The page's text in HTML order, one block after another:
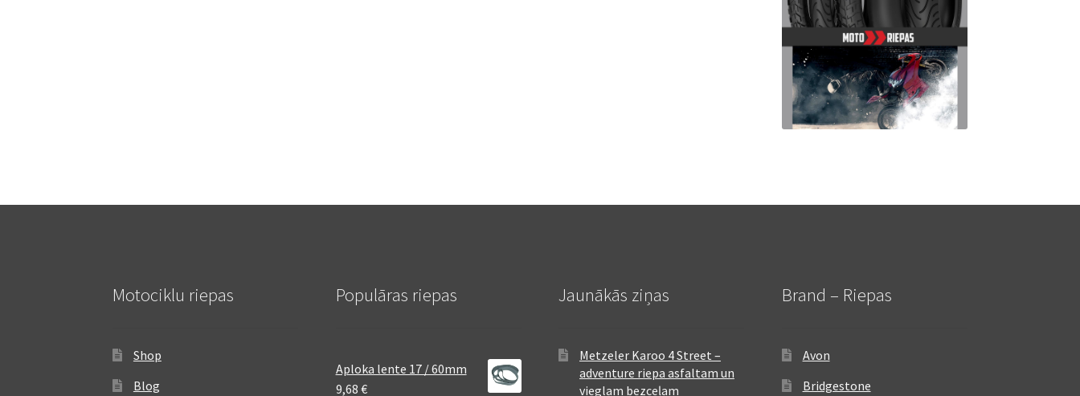
Motociklu riepas
Shop
Blog
Populāras riepas
Aploka lente 17 / 60mm
9,68 €
Jaunākās ziņas
Metzeler Karoo 4 Street –
adventure riepa asfaltam un
vieglam bezceļam
Brand – Riepas
Avon
Bridgestone